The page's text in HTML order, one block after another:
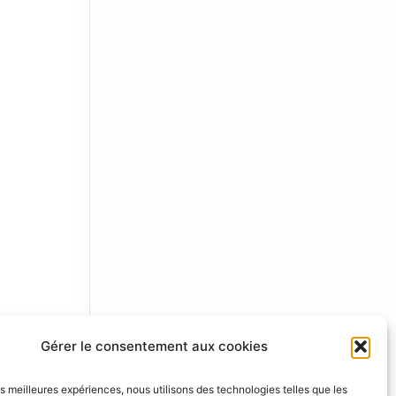
Gérer le consentement aux cookies
meilleures expériences, nous utilisons des technologies telles que les